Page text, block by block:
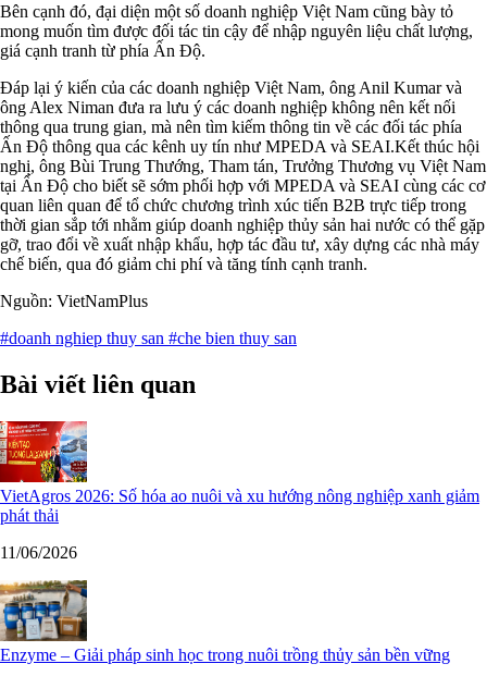
Bên cạnh đó, đại diện một số doanh nghiệp Việt Nam cũng bày tỏ
mong muốn tìm được đối tác tin cậy để nhập nguyên liệu chất lượng,
giá cạnh tranh từ phía Ấn Độ.
Đáp lại ý kiến của các doanh nghiệp Việt Nam, ông Anil Kumar và
ông Alex Niman đưa ra lưu ý các doanh nghiệp không nên kết nối
thông qua trung gian, mà nên tìm kiếm thông tin về các đối tác phía
Ấn Độ thông qua các kênh uy tín như MPEDA và SEAI.Kết thúc hội
nghị, ông Bùi Trung Thướng, Tham tán, Trưởng Thương vụ Việt Nam
tại Ấn Độ cho biết sẽ sớm phối hợp với MPEDA và SEAI cùng các cơ
quan liên quan để tổ chức chương trình xúc tiến B2B trực tiếp trong
thời gian sắp tới nhằm giúp doanh nghiệp thủy sản hai nước có thể gặp
gỡ, trao đổi về xuất nhập khẩu, hợp tác đầu tư, xây dựng các nhà máy
chế biến, qua đó giảm chi phí và tăng tính cạnh tranh.
Nguồn: VietNamPlus
#doanh nghiep thuy san #che bien thuy san
Bài viết liên quan
VietAgros 2026: Số hóa ao nuôi và xu hướng nông nghiệp xanh giảm
phát thải
11/06/2026
Enzyme – Giải pháp sinh học trong nuôi trồng thủy sản bền vững